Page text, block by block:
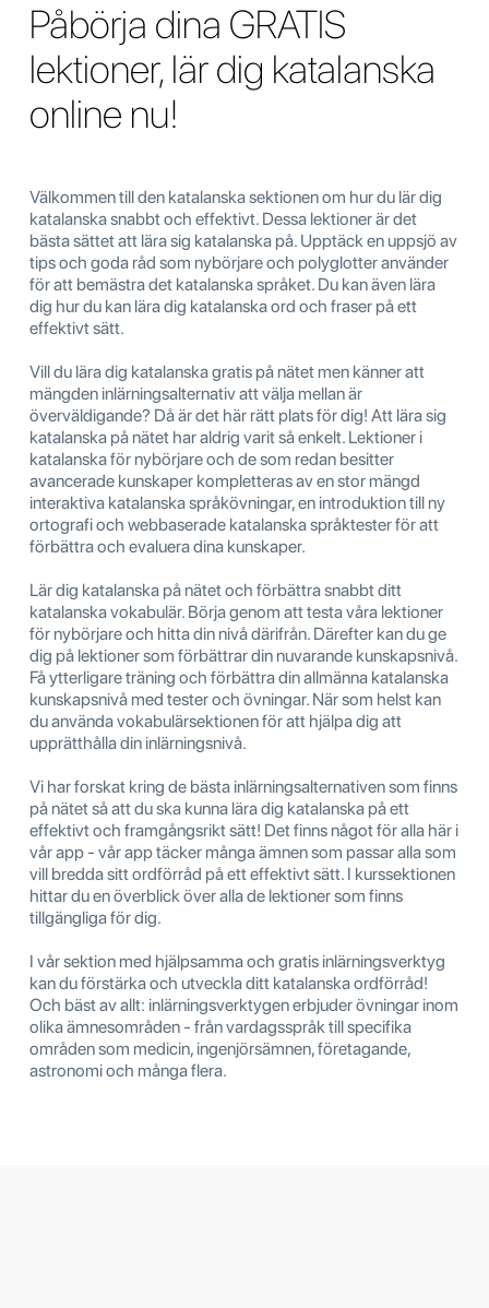
Påbörja dina GRATIS
lektioner, lär dig katalanska
online nu!
Välkommen till den katalanska sektionen om hur du lär dig
katalanska snabbt och effektivt. Dessa lektioner är det
bästa sättet att lära sig katalanska på. Upptäck en uppsjö av
tips och goda råd som nybörjare och polyglotter använder
för att bemästra det katalanska språket. Du kan även lära
dig hur du kan lära dig katalanska ord och fraser på ett
effektivt sätt.
Vill du lära dig katalanska gratis på nätet men känner att
mängden inlärningsalternativ att välja mellan är
överväldigande? Då är det här rätt plats för dig! Att lära sig
katalanska på nätet har aldrig varit så enkelt. Lektioner i
katalanska för nybörjare och de som redan besitter
avancerade kunskaper kompletteras av en stor mängd
interaktiva katalanska språkövningar, en introduktion till ny
ortografi och webbaserade katalanska språktester för att
förbättra och evaluera dina kunskaper.
Lär dig katalanska på nätet och förbättra snabbt ditt
katalanska vokabulär. Börja genom att testa våra lektioner
för nybörjare och hitta din nivå därifrån. Därefter kan du ge
dig på lektioner som förbättrar din nuvarande kunskapsnivå.
Få ytterligare träning och förbättra din allmänna katalanska
kunskapsnivå med tester och övningar. När som helst kan
du använda vokabulärsektionen för att hjälpa dig att
upprätthålla din inlärningsnivå.
Vi har forskat kring de bästa inlärningsalternativen som finns
på nätet så att du ska kunna lära dig katalanska på ett
effektivt och framgångsrikt sätt! Det finns något för alla här i
vår app - vår app täcker många ämnen som passar alla som
vill bredda sitt ordförråd på ett effektivt sätt. I kurssektionen
hittar du en överblick över alla de lektioner som finns
tillgängliga för dig.
I vår sektion med hjälpsamma och gratis inlärningsverktyg
kan du förstärka och utveckla ditt katalanska ordförråd!
Och bäst av allt: inlärningsverktygen erbjuder övningar inom
olika ämnesområden - från vardagsspråk till specifika
områden som medicin, ingenjörsämnen, företagande,
astronomi och många flera.